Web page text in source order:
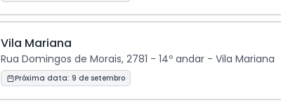
Vila Mariana
Rua Domingos de Morais, 2781 - 14º andar - Vila Mariana
Próxima data: 9 de setembro